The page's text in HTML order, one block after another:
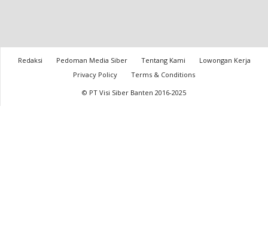
Redaksi Pedoman Media Siber Tentang Kami
Lowongan Kerja
Privacy Policy
Terms & Conditions
© PT Visi Siber Banten 2016-2025